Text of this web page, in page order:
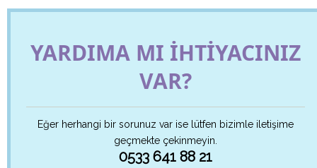
YARDIMA MI İHTİYACINIZ
VAR?
Eğer herhangi bir sorunuz var ise lütfen bizimle iletişime
geçmekte çekinmeyin.
0533 641 88 21